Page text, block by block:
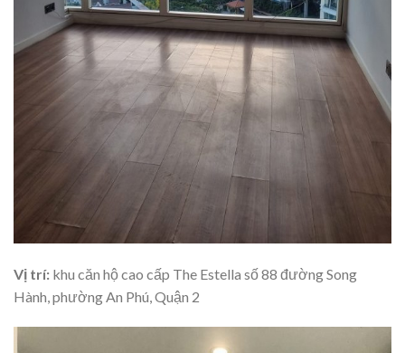
Vị trí: khu căn hộ cao cấp The Estella số 88 đường Song
Hành, phường An Phú, Quận 2